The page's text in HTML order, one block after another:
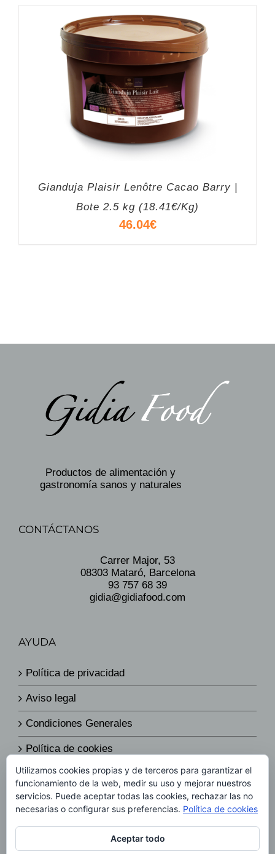
Gianduja Plaisir Lenôtre Cacao Barry |
Bote 2.5 kg (18.41€/Kg)
46.04€
Productos de alimentación y
gastronomía sanos y naturales
CONTÁCTANOS
Carrer Major, 53
08303 Mataró, Barcelona
93 757 68 39
gidia@gidiafood.com
AYUDA
Política de privacidad
Aviso legal
Condiciones Generales
Política de cookies
Política de envíos y devoluciones
Política de precios
Utilizamos cookies propias y de terceros para garantizar el
funcionamiento de la web, medir su uso y mejorar nuestros
servicios. Puede aceptar todas las cookies, rechazar las no
necesarias o configurar sus preferencias. Política de cookies
Aceptar todo